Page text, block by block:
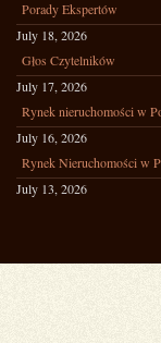
Porady Ekspertów
July 18, 2026
Głos Czytelników
July 17, 2026
Rynek nieruchomości w
July 16, 2026
Rynek Nieruchomości w
July 13, 2026